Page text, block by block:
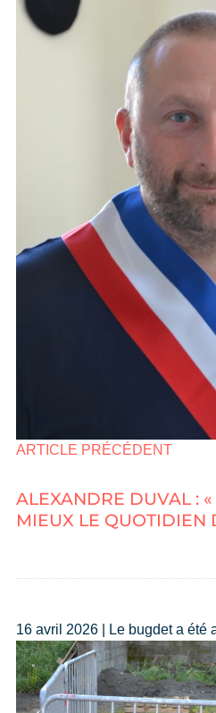
ARTICLE PRÉCÉDENT
ALEXANDRE DUVAL :
MIEUX LE QUOTIDIEN
16 avril 2026 | Le bugdet a été